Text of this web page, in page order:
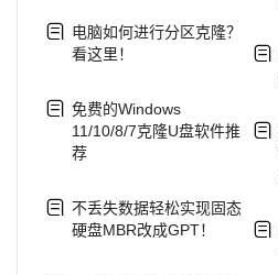
电脑如何进行分区克隆？
看这里！
免费的Windows
11/10/8/7克隆U盘软件推
荐
不丢失数据轻松实现固态
硬盘MBR改成GPT！